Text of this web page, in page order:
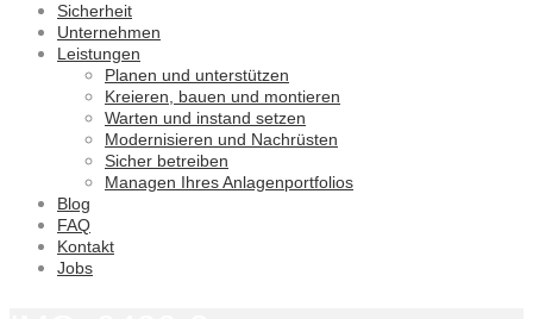
Sicherheit
Unternehmen
Leistungen
Planen und unterstützen
Kreieren, bauen und montieren
Warten und instand setzen
Modernisieren und Nachrüsten
Sicher betreiben
Managen Ihres Anlagenportfolios
Blog
FAQ
Kontakt
Jobs